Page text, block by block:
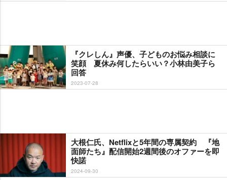
『クレしん』声優、子どものお悩み相談に
笑顔 夏休み何したらいい？小林由美子ら
回答
2023-07-28
大根仁氏、Netflixと5年間の専属契約 『地
面師たち』配信開始2週間後のオファーを即
快諾
2024-09-30